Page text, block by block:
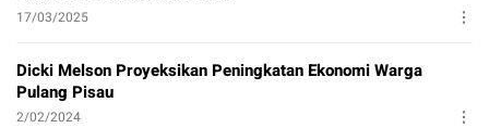
17/03/2025
Dicki Melson Proyeksikan Peningkatan Ekonomi Warga
Pulang Pisau
2/02/2024